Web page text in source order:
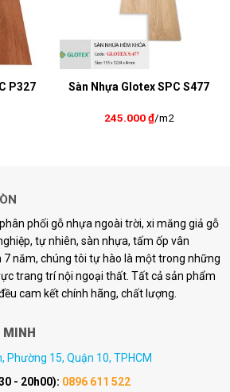
P327 Sàn Nhựa Glotex SPC S477
245.000₫/m2
phối gỗ nhựa ngoài trời, xi măng giả gỗ
tự nhiên, sàn nhựa, tấm ốp vân
7 năm, chúng tôi tự hào là một trong những
trang trí nội ngoại thất. Tất cả sản phẩm
cam kết chính hãng, chất lượng.
MINH
Phường 15, Quận 10, TPHCM
- 20h00): 0896 611 522